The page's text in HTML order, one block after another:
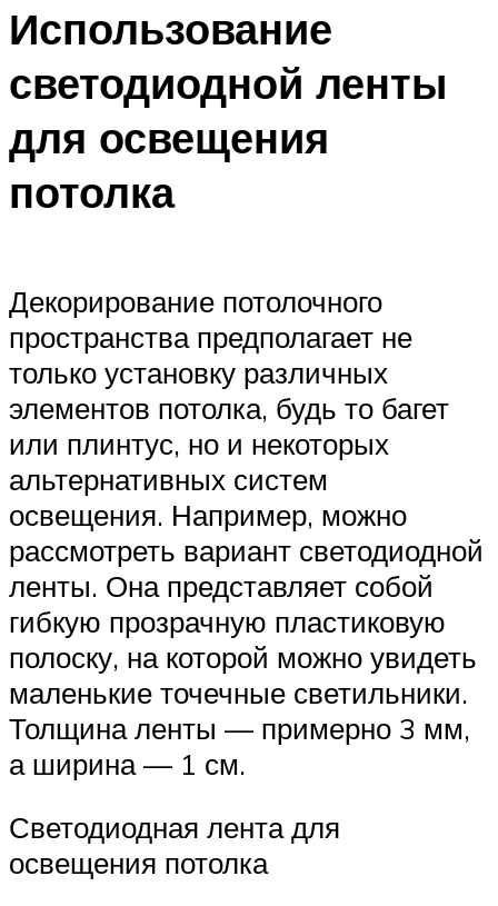
Использование
светодиодной ленты
для освещения
потолка
Декорирование потолочного
пространства предполагает не
только установку различных
элементов потолка, будь то багет
или плинтус, но и некоторых
альтернативных систем
освещения. Например, можно
рассмотреть вариант светодиодной
ленты. Она представляет собой
гибкую прозрачную пластиковую
полоску, на которой можно увидеть
маленькие точечные светильники.
Толщина ленты — примерно 3 мм,
а ширина — 1 см.
Светодиодная лента для
освещения потолка